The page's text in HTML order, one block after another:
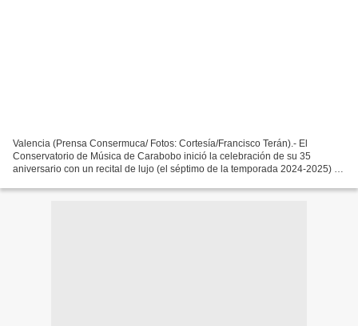
Valencia (Prensa Consermuca/ Fotos: Cortesía/Francisco Terán).- El
Conservatorio de Música de Carabobo inició la celebración de su 35
aniversario con un recital de lujo (el séptimo de la temporada 2024-2025) y